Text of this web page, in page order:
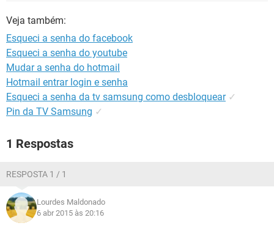
Veja também:
Esqueci a senha do facebook
Esqueci a senha do youtube
Mudar a senha do hotmail
Hotmail entrar login e senha
Esqueci a senha da tv samsung como desbloquear ✓
Pin da TV Samsung ✓
1 Respostas
RESPOSTA 1 / 1
Lourdes Maldonado
6 abr 2015 às 20:16